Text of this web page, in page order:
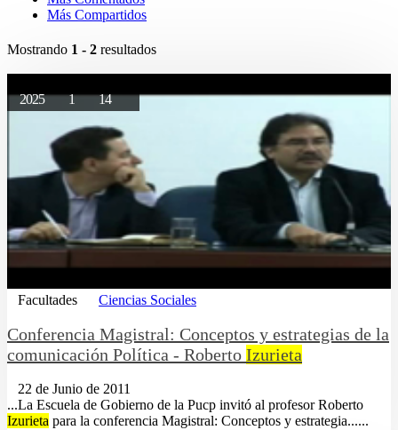
Más Compartidos
Mostrando 1 - 2 resultados
2025114
Facultades Ciencias Sociales
Conferencia Magistral: Conceptos y estrategias de la
comunicación Política - Roberto Izurieta
22 de Junio de 2011
...La Escuela de Gobierno de la Pucp invitó al profesor Roberto
Izurieta para la conferencia Magistral: Conceptos y estrategia......